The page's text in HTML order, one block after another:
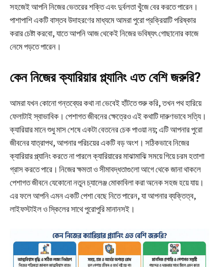
সহজেই আপনি নিজের ভেতরের শক্তি এবং দুর্বলতা খুঁজে বের করতে পারেন।
পাশাপাশি একটি বাস্তব উদাহরণের মাধ্যমে আমরা পুরো প্রক্রিয়াটি পরিষ্কার
করার চেষ্টা করবো, যাতে আপনি আজ থেকেই নিজের ভবিষ্যৎ গোছানোর কাজে
নেমে পড়তে পারেন।
কেন নিজের ক্যারিয়ার প্ল্যানিং এত বেশি জরুরি?
আমরা যখন কোনো গন্তব্যের কথা না ভেবেই হাঁটতে শুরু করি, তখন পথ হারিয়ে
ফেলাটাই স্বাভাবিক। পেশাগত জীবনের ক্ষেত্রেও এই কথাটি দারুণভাবে সত্যি।
ক্যারিয়ার মানে শুধু মাস শেষে একটা বেতনের চেক পাওয়া নয়; এটি আপনার পুরো
জীবনের যাত্রাপথ, আপনার পরিচয়ের একটি বড় অংশ। সঠিকভাবে নিজের
ক্যারিয়ার প্ল্যানিং করতে না পারলে ক্যারিয়ারের মাঝামাঝি সময়ে গিয়ে চরম হতাশা
গ্রাস করতে পারে। নিজের ক্ষমতা ও সীমাবদ্ধতাগুলো আগে থেকে জানা থাকলে
পেশাগত জীবনে যেকোনো নতুন চ্যালেঞ্জ মোকাবিলা করা অনেক সহজ হয়ে যায়।
এর ফলে আপনি এমন একটি পেশা বেছে নিতে পারেন, যা আপনার ব্যক্তিত্ব,
লাইফস্টাইল ও স্কিলের সাথে পুরোপুরি মানানসই।